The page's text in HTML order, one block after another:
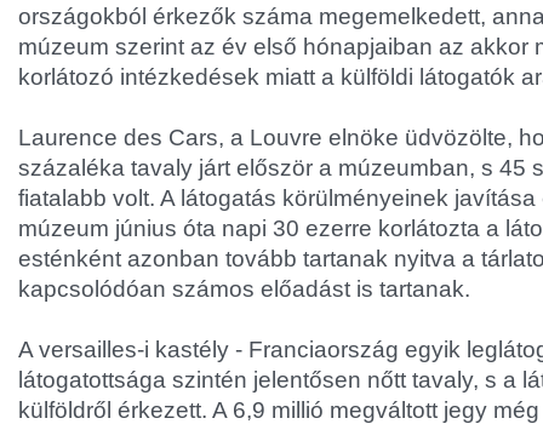
országokból érkezők száma megemelkedett,
múzeum szerint az év első hónapjaiban az akkor
korlátozó intézkedések miatt a külföldi látogatók
Laurence des Cars, a Louvre elnöke üdvözölte,
százaléka tavaly járt először a múzeumban, s 45
fiatalabb volt. A látogatás körülményeinek
múzeum június óta napi 30 ezerre korlátozta a
esténként azonban tovább tartanak nyitva a
kapcsolódóan számos előadást is tartanak.
A versailles-i kastély - Franciaország egyik
látogatottsága szintén jelentősen nőtt tavaly, s a
külföldről érkezett. A 6,9 millió megváltott jegy